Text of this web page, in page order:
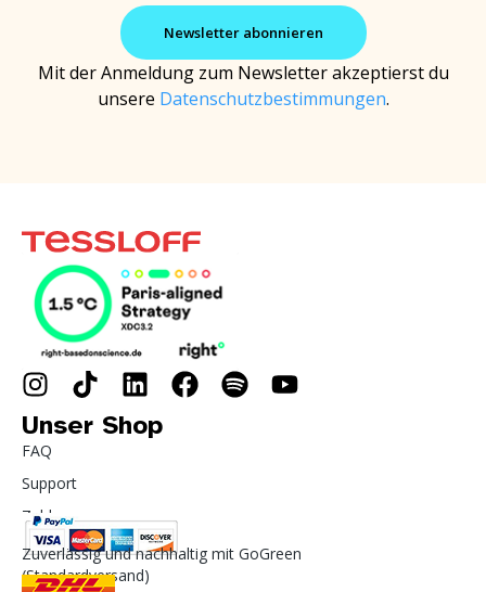
Mit der Anmeldung zum Newsletter akzeptierst du
unsere Datenschutzbestimmungen.
Unser Shop
FAQ
Support
Zahlung
Zuverlässig und nachhaltig mit GoGreen
(Standardversand)